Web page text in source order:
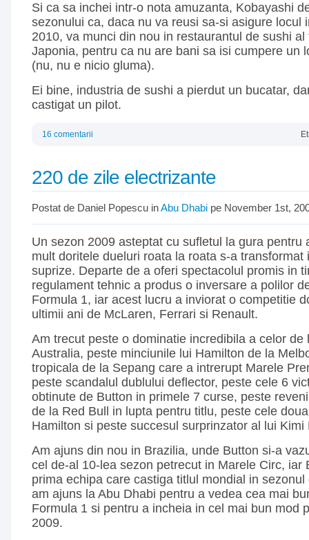
Si ca sa inchei intr-o nota amuzanta, Kobayashi
sezonului ca, daca nu va reusi sa-si asigure locul
2010, va munci din nou in restaurantul de sushi
Japonia, pentru ca nu are bani sa isi cumpere un
(nu, nu e nicio gluma).
Ei bine, industria de sushi a pierdut un bucatar,
castigat un pilot.
16 comentarii
220 de zile electrizante
Postat de Daniel Popescu inAbu Dhabi pe November 1st,
Un sezon 2009 asteptat cu sufletul la gura pentru
mult doritele dueluri roata la roata s-a transformat
suprize. Departe de a oferi spectacolul promis in
regulament tehnic a produs o inversare a polilor
Formula 1, iar acest lucru a inviorat o competitie
ultimii ani de McLaren, Ferrari si Renault.
Am trecut peste o dominatie incredibila a celor de
Australia, peste minciunile lui Hamilton de la
tropicala de la Sepang care a intrerupt Marele
peste scandalul dublului deflector, peste cele 6
obtinute de Button in primele 7 curse, peste
de la Red Bull in lupta pentru titlu, peste cele
Hamilton si peste succesul surprinzator al lui Kimi
Am ajuns din nou in Brazilia, unde Button si-a
cel de-al 10-lea sezon petrecut in Marele Circ, iar
prima echipa care castiga titlul mondial in
am ajuns la Abu Dhabi pentru a vedea cea mai
Formula 1 si pentru a incheia in cel mai bun mod
2009.